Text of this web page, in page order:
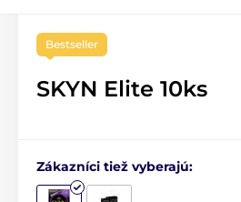
Bestseller
SKYN Elite 10ks
Zákazníci tiež vyberajú: